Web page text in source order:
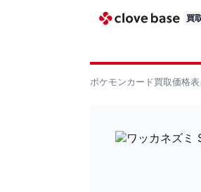
買
ポケモンカード買取価格表